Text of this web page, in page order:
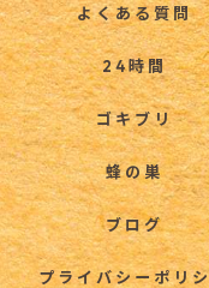
よくある質問
24時間
ゴキブリ
蜂の巣
ブログ
プライバシーポリ